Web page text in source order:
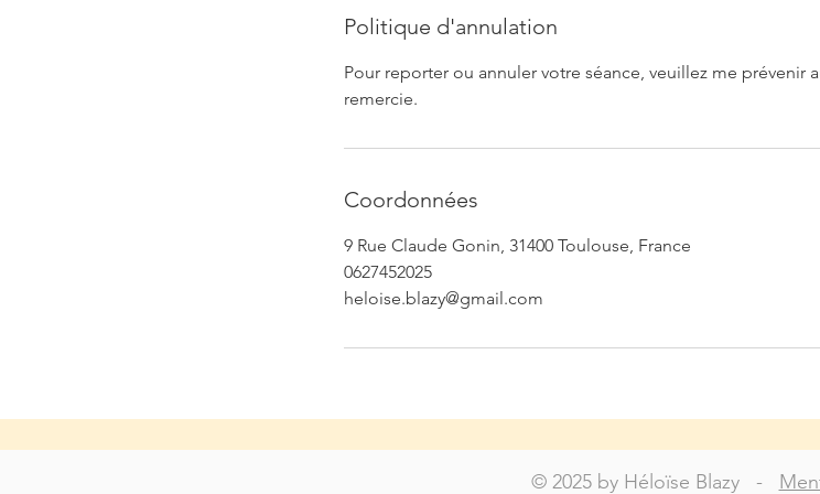
Politique d'annulation
Pour reporter ou annuler votre séance, veuillez me prévenir
remercie.
Coordonnées
9 Rue Claude Gonin, 31400 Toulouse, France
0627452025
heloise.blazy@gmail.com
© 2025 by Héloïse Blazy -